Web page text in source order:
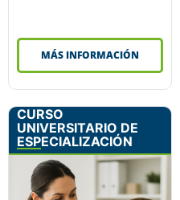
MÁS INFORMACIÓN
CURSO
UNIVERSITARIO DE
ESPECIALIZACIÓN